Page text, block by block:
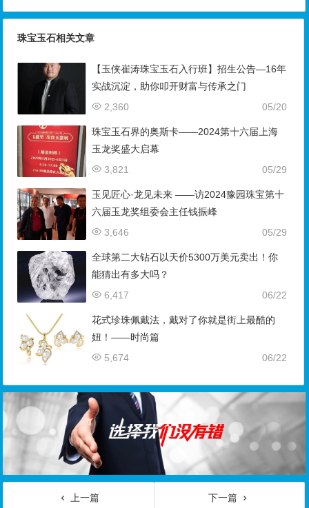
主任钱振峰
珠宝玉石相关文章
【玉侠崔涛珠宝玉石入行班】招生公告—16年
实战沉淀，助你叩开财富与传承之门
05/20
2,360
珠宝玉石界的奥斯卡——2024第十六届上海
玉龙奖盛大启幕
05/29
3,821
玉见匠心·龙见未来 ——访2024豫园珠宝第十
六届玉龙奖组委会主任钱振峰
05/29
3,646
全球第二大钻石以天价5300万美元卖出！你
能猜出有多大吗？
06/22
6,417
花式珍珠佩戴法，戴对了你就是街上最酷的
妞！——时尚篇
06/22
5,674
上一篇
下一篇